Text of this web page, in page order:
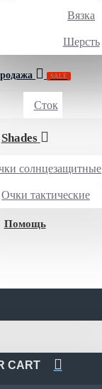
Вязка
Шерсть
SALE
Сток
Shades
солнцезащитные
Очки тактические
Помощь
CART